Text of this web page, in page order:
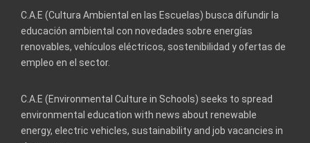
C.A.E (Cultura Ambiental en las Escuelas) busca difundir la
educación ambiental con novedades sobre energías
renovables, vehículos eléctricos, sostenibilidad y ofertas de
empleo en el sector.
C.A.E (Environmental Culture in Schools) seeks to spread
environmental education with news about renewable
energy, electric vehicles, sustainability and job vacancies in